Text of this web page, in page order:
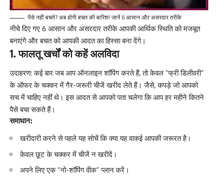
पैसे नहीं बचते? अब होगी बचत की बारिश! जानें 6 आसान और असरदार तरीके
नीचे दिए गए 6 आसान और असरदार तरीके आपकी आर्थिक स्थिति को मजबूत
बनाएंगे और बचत को आपकी आदत का हिस्सा बना देंगे।
1. फालतू खर्चों को कहें अलविदा
उदाहरण: कई बार जब आप ऑनलाइन शॉपिंग करते हैं, तो केवल “फ्री डिलीवरी”
के ऑफर के चक्कर में गैर-जरूरी चीजें खरीद लेते हैं। जैसे, कपड़े जो आपको
सच में चाहिए नहीं थे। इस आदत से आपको पता चलेगा कि आप हर महीने कितने
पैसे बचा सकते हैं।
समाधान:
खरीदारी करने से पहले यह सोचें कि क्या यह वाकई आपकी जरूरत है।
केवल छूट के चक्कर में चीजें न खरीदें।
अपने लिए एक “नो-शॉपिंग वीक” प्लान करें।